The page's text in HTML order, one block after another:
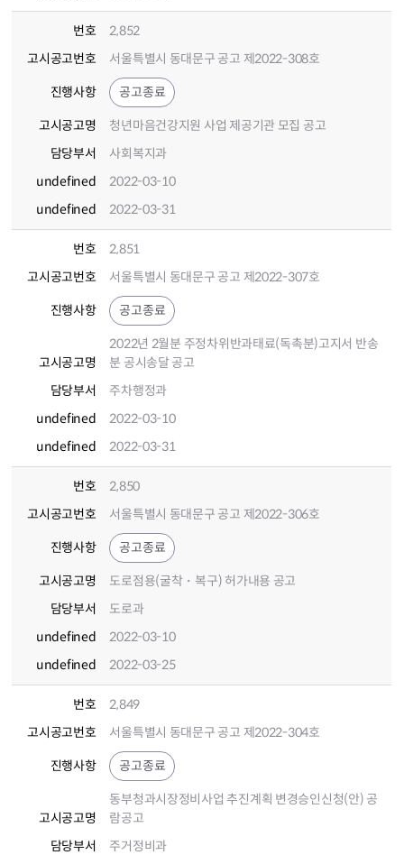
번호
2,852
고시공고번호
서울특별시 동대문구 공고 제2022-308호
진행사항 공고종료
고시공고명
청년마음건강지원 사업 제공기관 모집 공고
담당부서
사회복지과
undefined
2022-03-10
undefined
2022-03-31
번호
2,851
고시공고번호
서울특별시 동대문구 공고 제2022-307호
진행사항 공고종료
고시공고명
2022년 2월분 주정차위반과태료(독촉분)고지서 반송
분 공시송달 공고
담당부서
주차행정과
undefined
2022-03-10
undefined
2022-03-31
번호
2,850
고시공고번호
서울특별시 동대문구 공고 제2022-306호
진행사항 공고종료
고시공고명
도로점용(굴착・복구) 허가내용 공고
담당부서
도로과
undefined
2022-03-10
undefined
2022-03-25
번호
2,849
고시공고번호
서울특별시 동대문구 공고 제2022-304호
진행사항 공고종료
고시공고명
동부청과시장정비사업 추진계획 변경승인신청(안) 공
람공고
담당부서
주거정비과